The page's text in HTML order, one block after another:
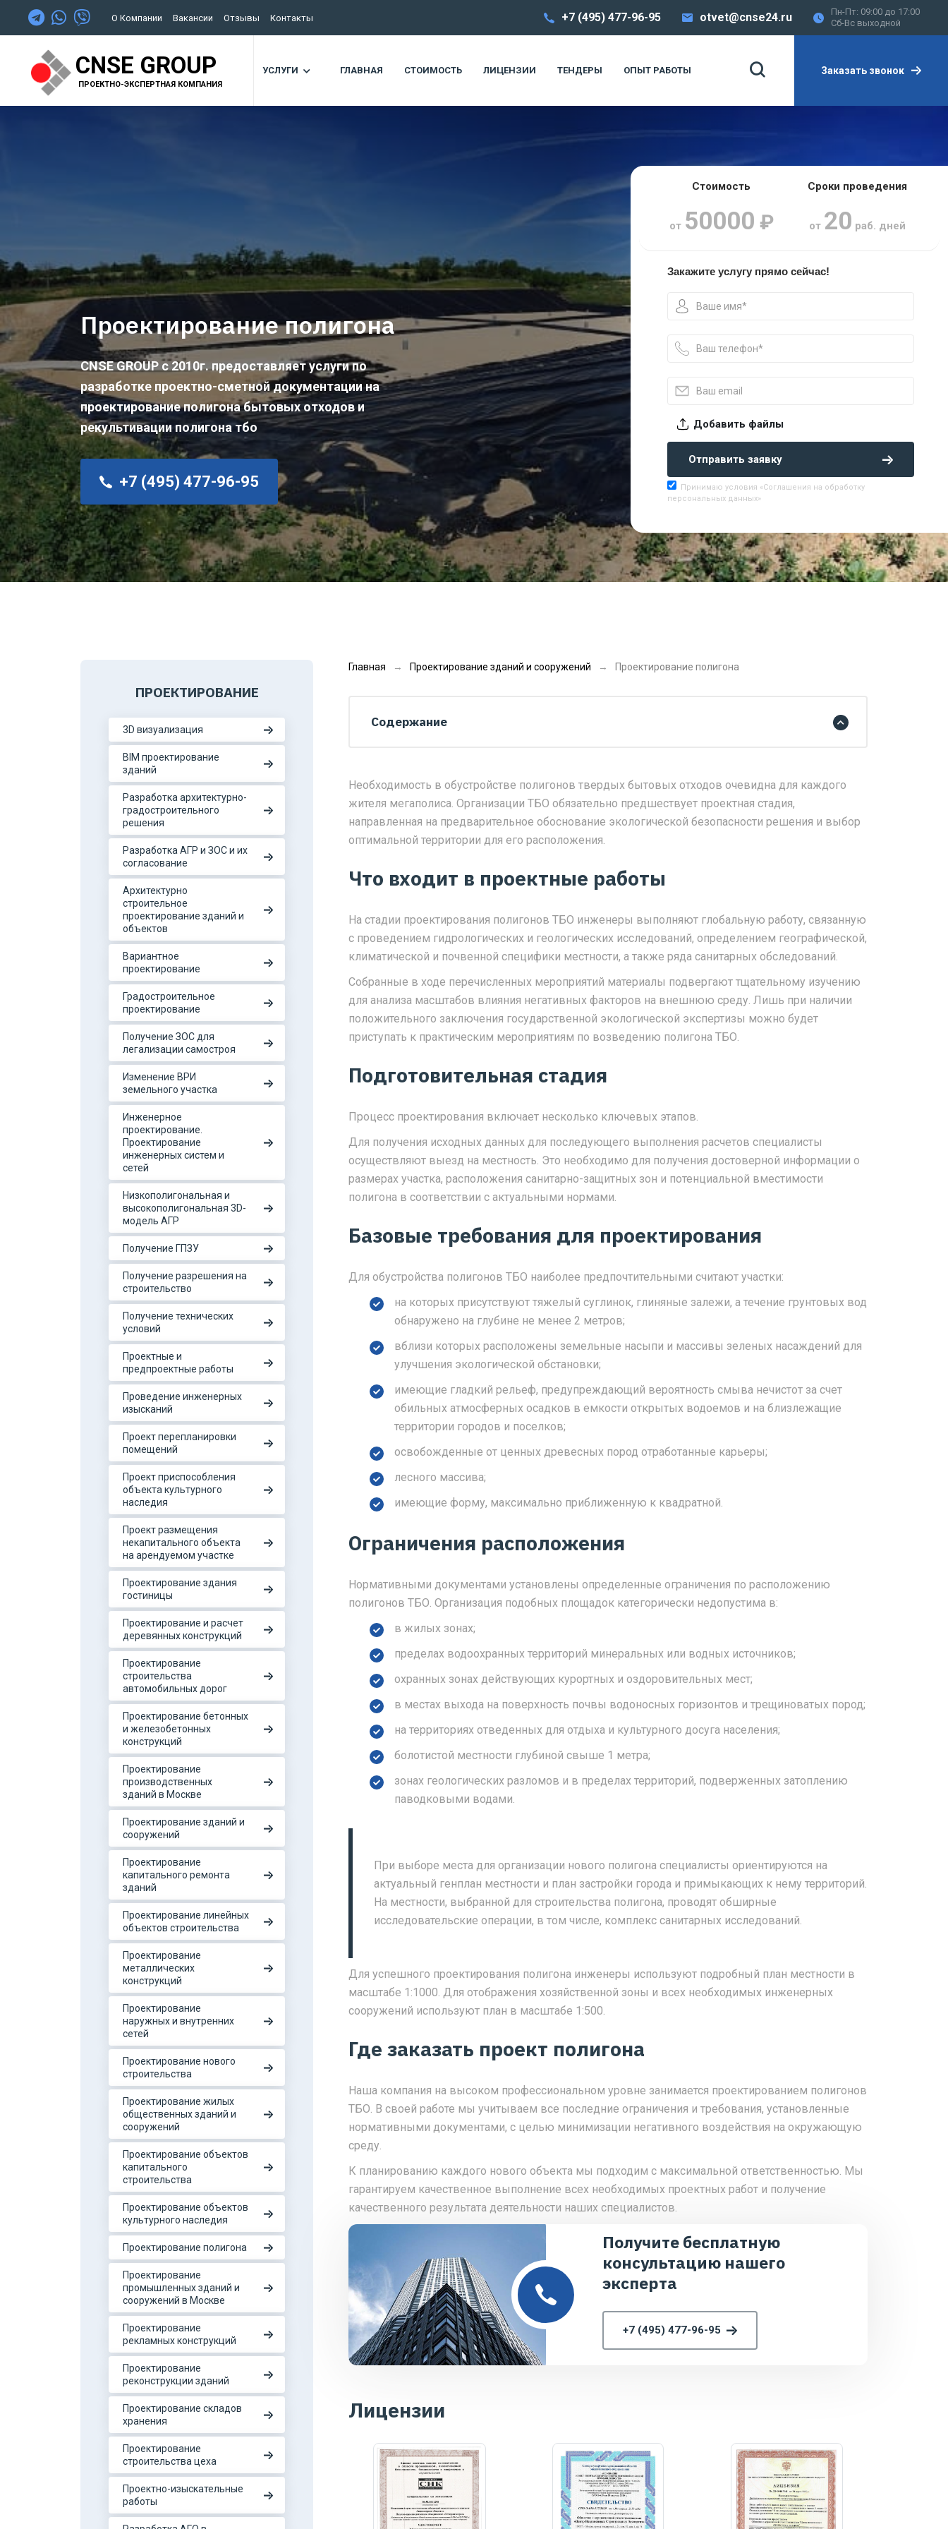
О Компании Вакансии Отзывы Контакты +7 (495) 477-96-95 otvet@cnse24.ru
Пн-Пт: 09:00 до 17:00
Сб-Вс выходной
CNSE GROUP
ПРОЕКТНО-ЭКСПЕРТНАЯ КОМПАНИЯ
УСЛУГИ ГЛАВНАЯ СТОИМОСТЬ ЛИЦЕНЗИИ ТЕНДЕРЫ ОПЫТ РАБОТЫ Заказать звонок
Проектирование полигона
CNSE GROUP с 2010г. предоставляет услуги по
разработке проектно-сметной документации на
проектирование полигона бытовых отходов и
рекультивации полигона тбо
+7 (495) 477-96-95
Стоимость
от 50000 ₽
Сроки проведения
от 20 раб. дней
Закажите услугу прямо сейчас!
Добавить файлы
Отправить заявку
Принимаю условия «Соглашения на обработку
персональных данных»
ПРОЕКТИРОВАНИЕ
3D визуализация
BIM проектирование
зданий
Разработка архитектурно-
градостроительного
решения
Разработка АГР и ЗОС и их
согласование
Архитектурно
строительное
проектирование зданий и
объектов
Вариантное
проектирование
Градостроительное
проектирование
Получение ЗОС для
легализации самостроя
Изменение ВРИ
земельного участка
Инженерное
проектирование.
Проектирование
инженерных систем и
сетей
Низкополигональная и
высокополигональная 3D-
модель АГР
Получение ГПЗУ
Получение разрешения на
строительство
Получение технических
условий
Проектные и
предпроектные работы
Проведение инженерных
изысканий
Проект перепланировки
помещений
Проект приспособления
объекта культурного
наследия
Проект размещения
некапитального объекта
на арендуемом участке
Проектирование здания
гостиницы
Проектирование и расчет
деревянных конструкций
Проектирование
строительства
автомобильных дорог
Проектирование бетонных
и железобетонных
конструкций
Проектирование
производственных
зданий в Москве
Проектирование зданий и
сооружений
Проектирование
капитального ремонта
зданий
Проектирование линейных
объектов строительства
Проектирование
металлических
конструкций
Проектирование
наружных и внутренних
сетей
Проектирование нового
строительства
Проектирование жилых
общественных зданий и
сооружений
Проектирование объектов
капитального
строительства
Проектирование объектов
культурного наследия
Проектирование полигона
Проектирование
промышленных зданий и
сооружений в Москве
Проектирование
рекламных конструкций
Проектирование
реконструкции зданий
Проектирование складов
хранения
Проектирование
строительства цеха
Проектно-изыскательные
работы
Главная Проектирование зданий и сооружений Проектирование полигона
Содержание
Необходимость в обустройстве полигонов твердых бытовых отходов очевидна для каждого
жителя мегаполиса. Организации ТБО обязательно предшествует проектная стадия,
направленная на предварительное обоснование экологической безопасности решения и выбор
оптимальной территории для его расположения.
Что входит в проектные работы
На стадии проектирования полигонов ТБО инженеры выполняют глобальную работу, связанную
с проведением гидрологических и геологических исследований, определением географической,
климатической и почвенной специфики местности, а также ряда санитарных обследований.
Собранные в ходе перечисленных мероприятий материалы подвергают тщательному изучению
для анализа масштабов влияния негативных факторов на внешнюю среду. Лишь при наличии
положительного заключения государственной экологической экспертизы можно будет
приступать к практическим мероприятиям по возведению полигона ТБО.
Подготовительная стадия
Процесс проектирования включает несколько ключевых этапов.
Для получения исходных данных для последующего выполнения расчетов специалисты
осуществляют выезд на местность. Это необходимо для получения достоверной информации о
размерах участка, расположения санитарно-защитных зон и потенциальной вместимости
полигона в соответствии с актуальными нормами.
Базовые требования для проектирования
Для обустройства полигонов ТБО наиболее предпочтительными считают участки:
на которых присутствуют тяжелый суглинок, глиняные залежи, а течение грунтовых вод
обнаружено на глубине не менее 2 метров;
вблизи которых расположены земельные насыпи и массивы зеленых насаждений для
улучшения экологической обстановки;
имеющие гладкий рельеф, предупреждающий вероятность смыва нечистот за счет
обильных атмосферных осадков в емкости открытых водоемов и на близлежащие
территории городов и поселков;
освобожденные от ценных древесных пород отработанные карьеры;
лесного массива;
имеющие форму, максимально приближенную к квадратной.
Ограничения расположения
Нормативными документами установлены определенные ограничения по расположению
полигонов ТБО. Организация подобных площадок категорически недопустима в:
в жилых зонах;
пределах водоохранных территорий минеральных или водных источников;
охранных зонах действующих курортных и оздоровительных мест;
в местах выхода на поверхность почвы водоносных горизонтов и трещиноватых пород;
на территориях отведенных для отдыха и культурного досуга населения;
болотистой местности глубиной свыше 1 метра;
зонах геологических разломов и в пределах территорий, подверженных затоплению
паводковыми водами.
При выборе места для организации нового полигона специалисты ориентируются на
актуальный генплан местности и план застройки города и примыкающих к нему территорий.
На местности, выбранной для строительства полигона, проводят обширные
исследовательские операции, в том числе, комплекс санитарных исследований.
Для успешного проектирования полигона инженеры используют подробный план местности в
масштабе 1:1000. Для отображения хозяйственной зоны и всех необходимых инженерных
сооружений используют план в масштабе 1:500.
Где заказать проект полигона
Наша компания на высоком профессиональном уровне занимается проектированием полигонов
ТБО. В своей работе мы учитываем все последние ограничения и требования, установленные
нормативными документами, с целью минимизации негативного воздействия на окружающую
среду.
К планированию каждого нового объекта мы подходим с максимальной ответственностью. Мы
гарантируем качественное выполнение всех необходимых проектных работ и получение
качественного результата деятельности наших специалистов.
Получите бесплатную
консультацию нашего
эксперта
+7 (495) 477-96-95
Лицензии